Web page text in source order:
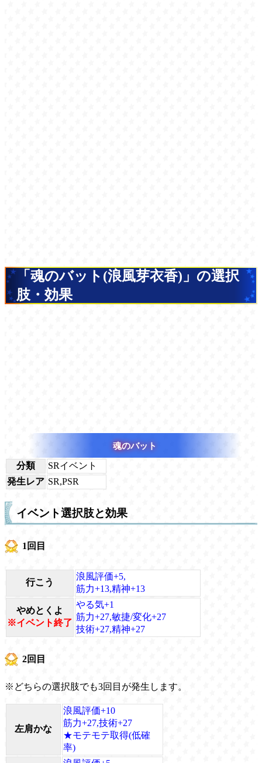
「魂のバット(浪風芽衣香)」の選択
肢・効果
魂のバット
分類
SRイベント
発生レア SR,PSR
イベント選択肢と効果
1回目
行こう
浪風評価+5,
筋力+13,精神+13
やめとくよ
※イベント終了
やる気+1
筋力+27,敏捷/変化+27
技術+27,精神+27
2回目
※どちらの選択肢でも3回目が発生します。
左肩かな
浪風評価+10
筋力+27,技術+27
★モテモテ取得(低確
率)